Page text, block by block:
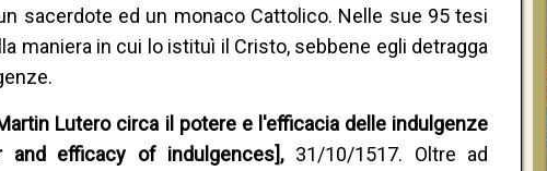
sacerdote ed un monaco Cattolico. Nelle sue 95 tesi
maniera in cui lo istituì il Cristo, sebbene egli detragga
Lutero circa il potere e l'efficacia delle indulgenze
efficacy of indulgences],31/10/1517. Oltre ad